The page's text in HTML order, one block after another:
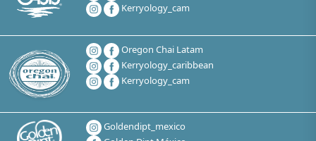
Kerryology_cam
Oregon Chai Latam
Kerryology_caribbean
Kerryology_cam
Goldendipt_mexico